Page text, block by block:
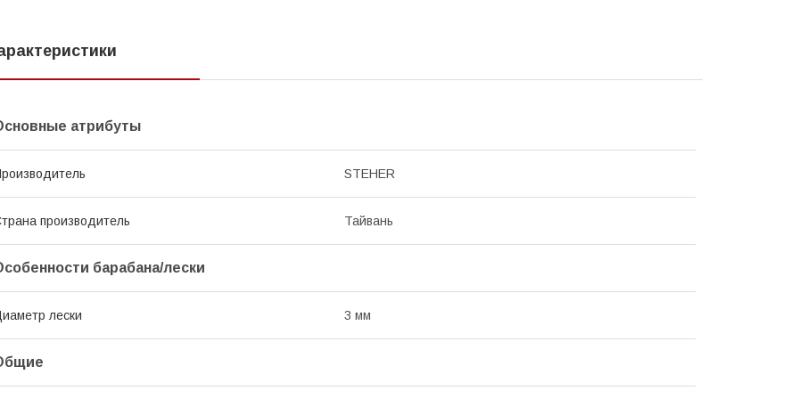
атрибуты
STEHER
производитель Тайвань
барабана/лески
лески 3 мм